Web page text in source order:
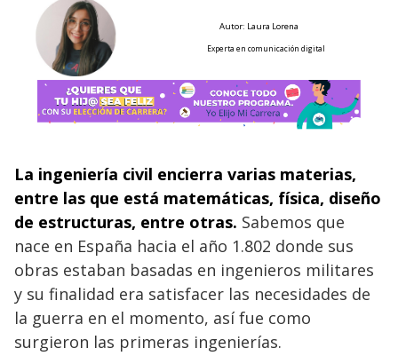
Autor: Laura Lorena
Experta en comunicación digital
La ingeniería civil encierra varias materias,
entre las que está matemáticas, física, diseño
de estructuras, entre otras. Sabemos que
nace en España hacia el año 1.802 donde sus
obras estaban basadas en ingenieros militares
y su finalidad era satisfacer las necesidades de
la guerra en el momento, así fue como
surgieron las primeras ingenierías.